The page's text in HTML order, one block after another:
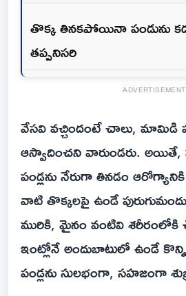
తొక్క తినకపోయినా పండును
తప్పనిసరి
ADVERTISEMENT
వేసవి వచ్చిందంటే చాలు, మామిడి
ఆస్వాదించని వారుండరు. అయితే,
పండ్లను నేరుగా తినడం
వాటి తొక్కలపై ఉండే
మురికి, మైనం వంటివి శరీరంలోకి
ఇంట్లోనే అందుబాటులో ఉండే
పండ్లను సులభంగా, సహజంగా